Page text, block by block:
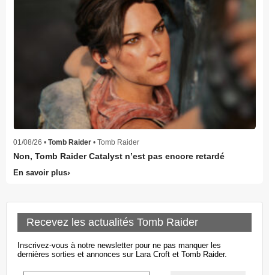
01/08/26 • Tomb Raider • Tomb Raider
Non, Tomb Raider Catalyst n’est pas encore retardé
En savoir plus
Recevez les actualités Tomb Raider
Inscrivez-vous à notre newsletter pour ne pas manquer les
dernières sorties et annonces sur Lara Croft et Tomb Raider.